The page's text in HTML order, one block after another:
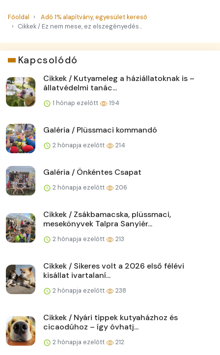
Főoldal
Adó 1% alapítvány, egyesület kereső
Cikkek / Ez nem mese, ez elszegényedés...
Kapcsolódó
Cikkek / Kutyameleg a háziállatoknak is –
állatvédelmi tanác...
1 hónap ezelőtt 194
Galéria / Plüssmaci kommandó
2 hónapja ezelőtt 214
Galéria / Önkéntes Csapat
2 hónapja ezelőtt 206
Cikkek / Zsákbamacska, plüssmaci,
mesekönyvek Talpra Sanyiér...
2 hónapja ezelőtt 213
Cikkek / Sikeres volt a 2026 első félévi
kisállat ivartalaní...
2 hónapja ezelőtt 238
Cikkek / Nyári tippek kutyaházhoz és
cicaodúhoz – így óvhatj...
2 hónapja ezelőtt 212